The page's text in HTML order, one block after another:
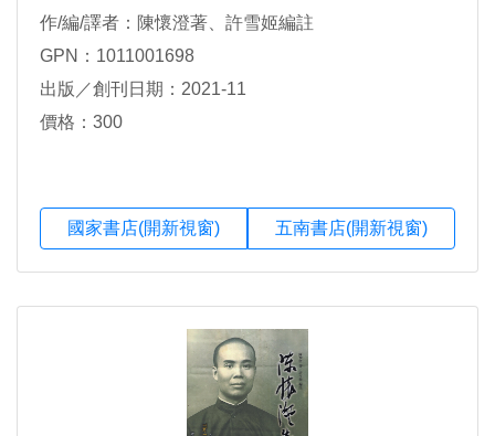
作/編/譯者：陳懷澄著、許雪姬編註
GPN：1011001698
出版／創刊日期：2021-11
價格：300
國家書店(開新視窗) 五南書店(開新視窗)